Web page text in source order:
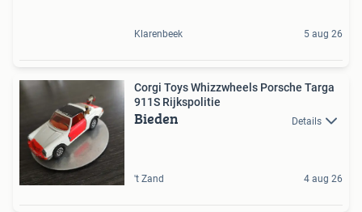
Klarenbeek 5 aug 26
Corgi Toys Whizzwheels Porsche Targa
911S Rijkspolitie
Bieden Details
't Zand 4 aug 26